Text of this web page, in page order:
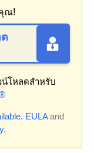
ณ!
โหลดสำหรับ
EULAand
.